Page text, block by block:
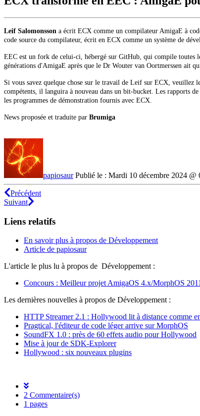
Leif Salomonsson a écrit ECX comme un compilateur AmigaE à
code source du compilateur, écrit en ECX comme un système de
EEC est un fork de celui-ci, hébergé sur GitHub, qui compile toutes
générations d'AmigaE après que le Dr Wouter van Oortmerssen ait
Si vous savez quelque chose sur le travail de Leif sur ECX, veuillez
compétents, il languira à nouveau dans un bit-bucket. Les rapports
les programmes de démonstration fournis avec ECX.
News proposée et traduite par Brumiga
papiosaurPublié le : Mardi 10 décembre 2024 @
Précédent
Suivant
Liens relatifs
En savoir plus à propos de Développement
Article de papiosaur
L'article le plus lu à propos de Développement :
Concours : Meilleur projet AmigaOS 4.x/MorphOS
Les dernières nouvelles à propos de Développement :
HTTP Streamer 2.1 : Hollywood lit à distance comme
Pragtical, l'éditeur de code léger arrive sur MorphOS
SoundFX 1.0 : près de 60 effets audio pour Hollywood
Mise à jour de SDK-Explorer
Hollywood : six nouveaux plugins
2 Commentaire(s)
1 pages